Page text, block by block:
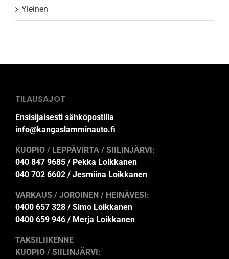
Yleinen
TILAUSAJOT
Ensisijaisesti sähköpostilla
info@kangaslamminauto.fi
KUOPIO / LEPPÄVIRTA / SIILINJÄRVI:
040 847 9685 / Pekka Loikkanen
040 702 6602 / Jesmiina Loikkanen
VARKAUS / JOROINEN / HEINÄVESI:
0400 657 328 / Simo Loikkanen
0400 659 946 / Merja Loikkanen
TAKSILIIKENNE
KUOPIO / SIILINJÄRVI: